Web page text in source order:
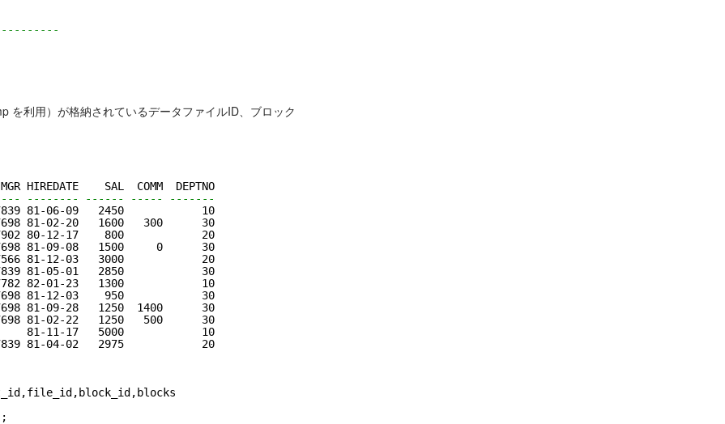
を利用）が格納されているデータファイルID、ブロック
HIREDATE    SAL  COMM  DEPTNO
-------- ------ ----- -------
7839 81-06-09   2450            10
7698 81-02-20   1600   300      30
80-12-17    800            20
7698 81-09-08   1500     0      30
81-12-03   3000            20
81-05-01   2850            30
82-01-23   1300            10
81-12-03    950            30
7698 81-09-28   1250  1400      30
7698 81-02-22   1250   500      30
81-11-17   5000            10
7839 81-04-02   2975            20
;